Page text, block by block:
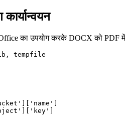
का उपयोग करके DOCX को PDF
tempfile